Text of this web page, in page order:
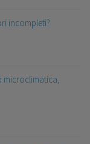
incompleti?
microclimatica,